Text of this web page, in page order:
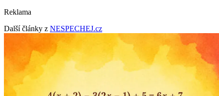
Reklama
Další články z NESPECHEJ.cz